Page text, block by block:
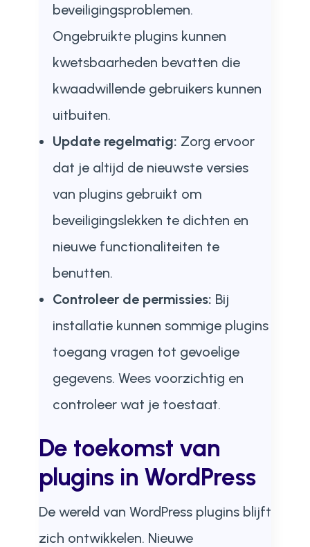
beveiligingsproblemen.
Ongebruikte plugins kunnen
kwetsbaarheden bevatten die
kwaadwillende gebruikers kunnen
uitbuiten.
Update regelmatig: Zorg ervoor
dat je altijd de nieuwste versies
van plugins gebruikt om
beveiligingslekken te dichten en
nieuwe functionaliteiten te
benutten.
Controleer de permissies: Bij
installatie kunnen sommige plugins
toegang vragen tot gevoelige
gegevens. Wees voorzichtig en
controleer wat je toestaat.
De toekomst van
plugins in WordPress
De wereld van WordPress plugins blijft
zich ontwikkelen. Nieuwe